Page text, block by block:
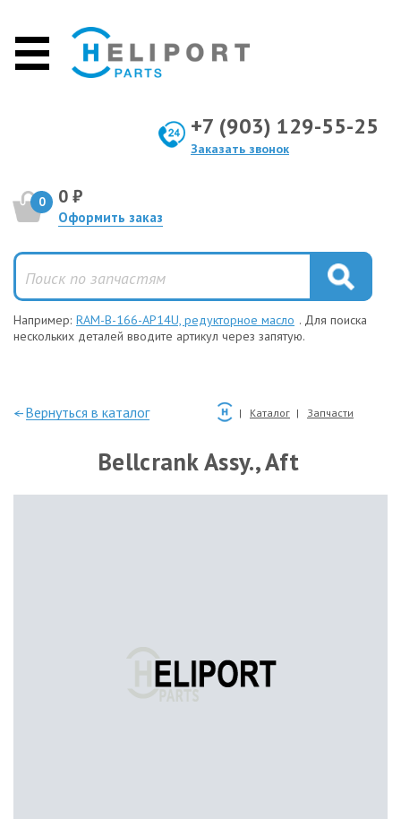
+7 (903) 129-55-25
Заказать звонок
0 0 ₽
Оформить заказ
Например: RAM-B-166-AP14U, редукторное масло . Для поиска
нескольких деталей вводите артикул через запятую.
—Вернуться в каталог Каталог Запчасти
Bellcrank Assy., Aft